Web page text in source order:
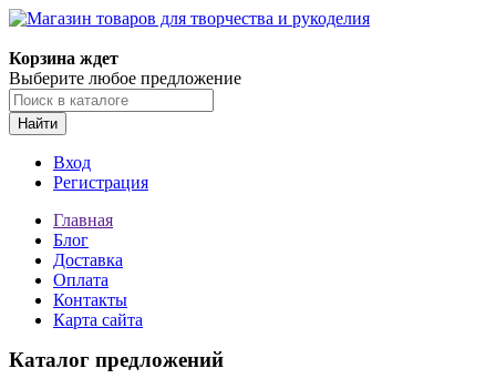
Корзина ждет
Выберите любое предложение
Найти
Вход
Регистрация
Главная
Блог
Доставка
Оплата
Контакты
Карта сайта
Каталог предложений